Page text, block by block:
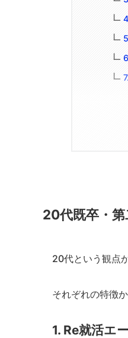
20代既卒・
20代という観点
それぞれの特徴
1. Re就活エ